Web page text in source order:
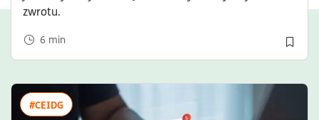
zwrotu.
6 min
#CEIDGwięcej artykułów z tagiem:#CEIDG